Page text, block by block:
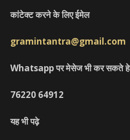
कांटेक्ट करने के लिए ईमेल
gramintantra@gmail.com
Whatsapp पर मेसेज भी कर सकते हे
76220 64912
यह भी पढ़े